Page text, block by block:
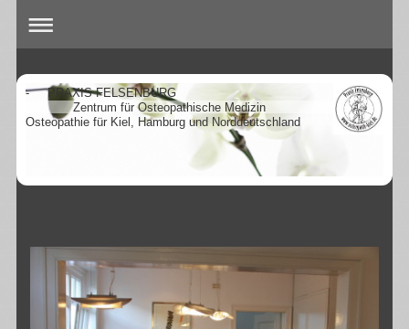
- PRAXIS FELSENBURG
Zentrum für Osteopathische Medizin
Osteopathie für Kiel, Hamburg und Norddeutschland